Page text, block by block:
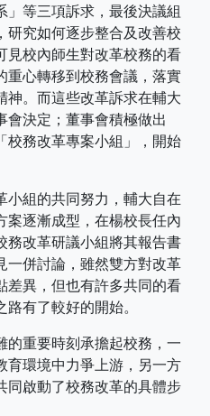
等三項訴求，最後決議組
研究如何逐步整合及改善校
見校內師生對改革校務的看
重心轉移到校務會議，落實
神。而這些改革訴求在輔大
會決定；董事會積極做出
校務改革專案小組」，開始
組的共同努力，輔大自在
案逐漸成型，在楊校長任內
務改革研議小組將其報告書
一併討論，雖然雙方對改革
差異，但也有許多共同的看
有了較好的開始。
重要時刻承擔起校務，一
育環境中力爭上游，另一方
同啟動了校務改革的具體步